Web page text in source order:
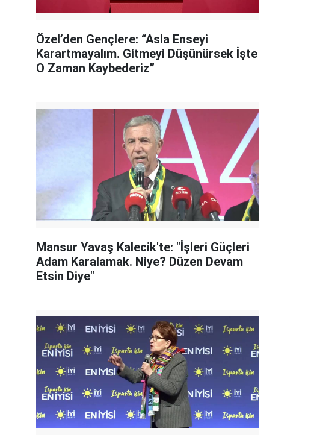
Özel’den Gençlere: “Asla Enseyi
Karartmayalım. Gitmeyi Düşünürsek İşte
O Zaman Kaybederiz”
Mansur Yavaş Kalecik'te: "İşleri Güçleri
Adam Karalamak. Niye? Düzen Devam
Etsin Diye"